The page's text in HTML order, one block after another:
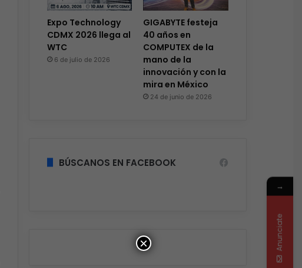
Expo Technology
CDMX 2026 llega al
WTC
6 de julio de 2026
GIGABYTE festeja
40 años en
COMPUTEX de la
mano de la
innovación y con la
mira en México
24 de junio de 2026
BÚSCANOS EN FACEBOOK
×
→
Anunciate